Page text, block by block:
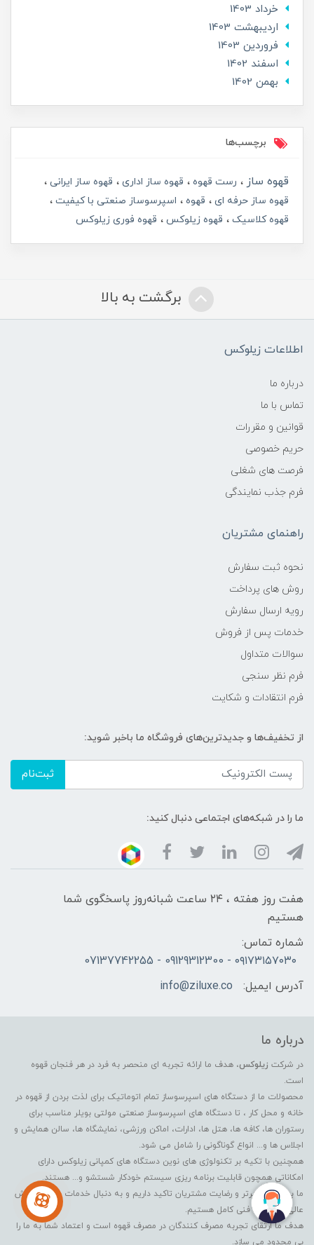
خرداد 1403
ارديبهشت 1403
فروردین 1403
اسفند 1402
بهمن 1402
برچسب‌ها
قهوه ساز رست قهوه قهوه ساز اداری
قهوه ساز ایرانی
قهوه ساز حرفه ای
قهوه
اسپرسوساز صنعتی با کیفیت
قهوه کلاسیک
قهوه زیلوکس قهوه فوری زیلوکس
برگشت به بالا
اطلاعات زیلوکس
درباره ما
تماس با ما
قوانین و مقررات
حریم خصوصی
فرصت های شغلی
فرم جذب نمایندگی
راهنمای مشتریان
نحوه ثبت سفارش
روش های پرداخت
رویه ارسال سفارش
خدمات پس از فروش
سوالات متداول
فرم نظر سنجی
فرم انتقادات و شکایت
از تخفیف‌ها و جدیدترین‌های فروشگاه ما باخبر شوید:
ثبت‌نام
ما را در شبکه‌های اجتماعی دنبال کنید:
هفت روز هفته ، ۲۴ ساعت شبانه‌روز پاسخگوی شما
هستیم
شماره تماس:
۰۹۱۷۳۱۵۷۰۳۰ - 09129312300 - 07137742255
آدرس ایمیل:
info@ziluxe.co
درباره ما
در شرکت زیلوکس، هدف ما ارائه تجربه ای منحصر به فرد در هر فنجان قهوه
است.
محصولات ما از دستگاه های اسپرسوساز تمام اتوماتیک برای لذت بردن از قهوه در
خانه و محل کار ، تا دستگاه های اسپرسوساز صنعتی مولتی بویلر مناسب برای
رستوران ها، کافه ها، هتل ها، ادارات، اماکن ورزشی، نمایشگاه ها، سالن همایش و
اجلاس ها و... انواع گوناگونی را شامل می شود.
همچنین با تکیه بر تکنولوژی های نوین دستگاه های کمپانی زیلوکس دارای
امکاناتی همچون قابلیت برنامه ریزی سیستم خودکار شستشو و... هستند.
ما به عملکرد برتر و رضایت مشتریان تاکید داریم و به دنبال خدمات پس از فروش
عالی و حمایت فنی کامل هستیم.
هدف ما ارتقای تجربه مصرف کنندگان در مصرف قهوه است و اعتماد شما به ما را
بی محدود می سازد.